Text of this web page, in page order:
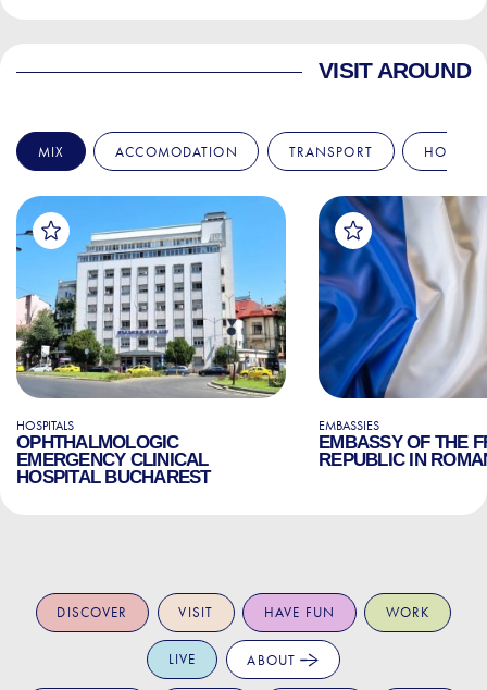
VISIT AROUND
MIX ACCOMODATION TRANSPORT
HOSPITALS
OPHTHALMOLOGIC
EMERGENCY CLINICAL
HOSPITAL BUCHAREST
EMBASSIES
EMBASSY OF THE
REPUBLIC IN
DISCOVER VISIT HAVE FUN WORK
LIVE ABOUT